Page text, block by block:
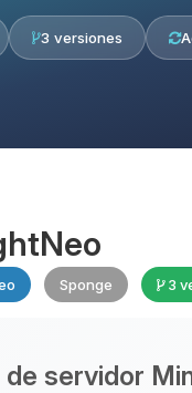
3 versiones
Sponge 3
de servidor